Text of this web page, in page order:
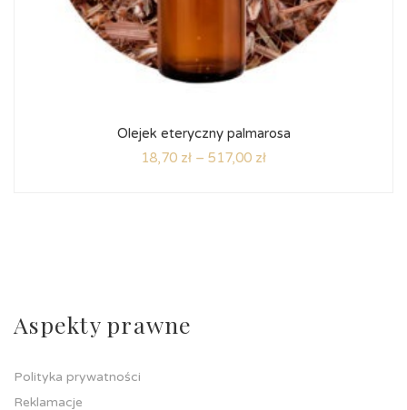
Olejek eteryczny palmarosa
18,70 zł – 517,00 zł
Aspekty prawne
Polityka prywatności
Reklamacje